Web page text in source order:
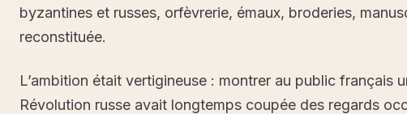
byzantines et russes, orfèvrerie, émaux, broderies,
reconstituée.
L’ambition était vertigineuse : montrer au public français
Révolution russe avait longtemps coupée des regards